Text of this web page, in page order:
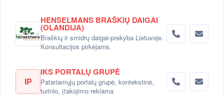
HENSELMANS BRAŠKIŲ DAIGAI
(OLANDIJA)
Braškių ir smidrų daigai-prekyba Lietuvoje.
Konsultacijos pirkėjams.
IP
IKS PORTALŲ GRUPĖ
Patariamųjų portalų grupė, kontekstinė,
turinio, įtakojimo reklama